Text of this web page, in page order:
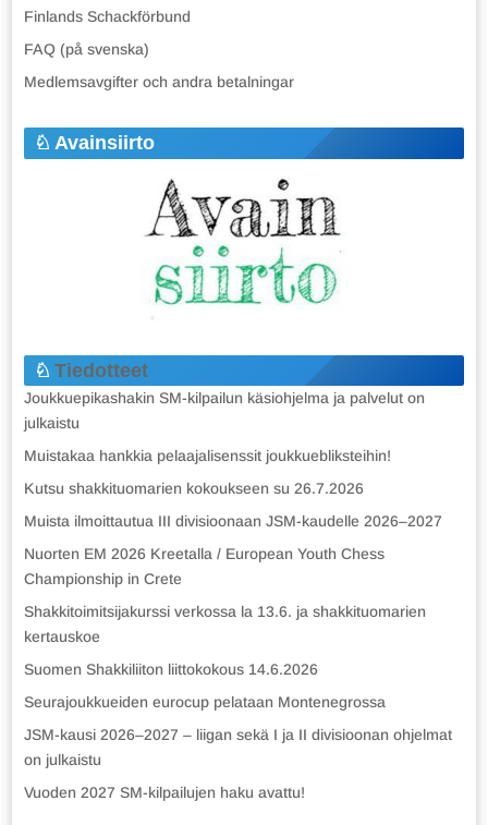
Finlands Schackförbund
FAQ (på svenska)
Medlemsavgifter och andra betalningar
Avainsiirto
Tiedotteet
Joukkuepikashakin SM-kilpailun käsiohjelma ja palvelut on
julkaistu
Muistakaa hankkia pelaajalisenssit joukkuebliksteihin!
Kutsu shakkituomarien kokoukseen su 26.7.2026
Muista ilmoittautua III divisioonaan JSM-kaudelle 2026–2027
Nuorten EM 2026 Kreetalla / European Youth Chess
Championship in Crete
Shakkitoimitsijakurssi verkossa la 13.6. ja shakkituomarien
kertauskoe
Suomen Shakkiliiton liittokokous 14.6.2026
Seurajoukkueiden eurocup pelataan Montenegrossa
JSM-kausi 2026–2027 – liigan sekä I ja II divisioonan ohjelmat
on julkaistu
Vuoden 2027 SM-kilpailujen haku avattu!